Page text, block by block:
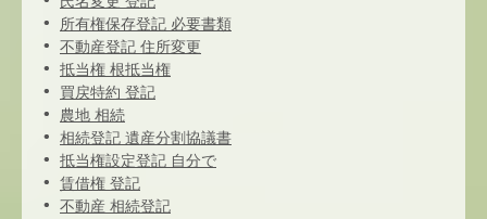
所有権保存登記 必要書類
不動産登記 住所変更
抵当権 根抵当権
買戻特約 登記
農地 相続
相続登記 遺産分割協議書
抵当権設定登記 自分で
賃借権 登記
不動産 相続登記